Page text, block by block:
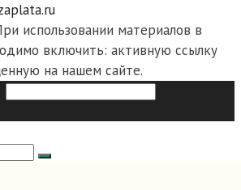
использовании материалов в
включить: активную ссылку
на нашем сайте.